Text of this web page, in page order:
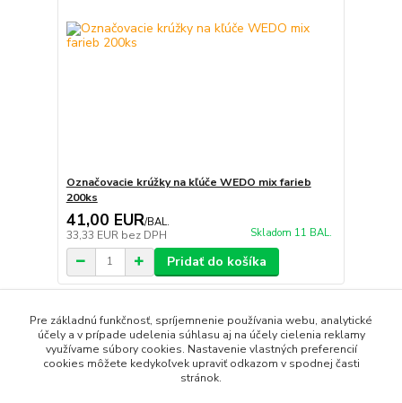
Označovacie krúžky na kľúče WEDO mix farieb
200ks
41,00 EUR/BAL.
33,33 EUR bez DPH Skladom 11 BAL.
Pridať do košíka
strana z 1
Pre základnú funkčnosť, spríjemnenie používania webu, analytické
účely a v prípade udelenia súhlasu aj na účely cielenia reklamy
využívame súbory cookies. Nastavenie vlastných preferencií
cookies môžete kedykoľvek upraviť odkazom v spodnej časti
stránok.